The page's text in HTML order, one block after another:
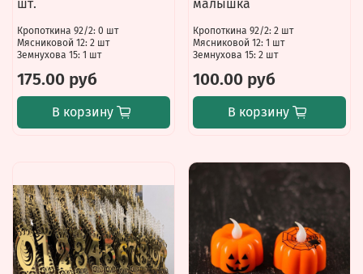
шт.
Кропоткина 92/2: 0 шт
Мясниковой 12: 2 шт
Земнухова 15: 1 шт
175.00 руб
В корзину
малышка
Кропоткина 92/2: 2 шт
Мясниковой 12: 1 шт
Земнухова 15: 2 шт
100.00 руб
В корзину